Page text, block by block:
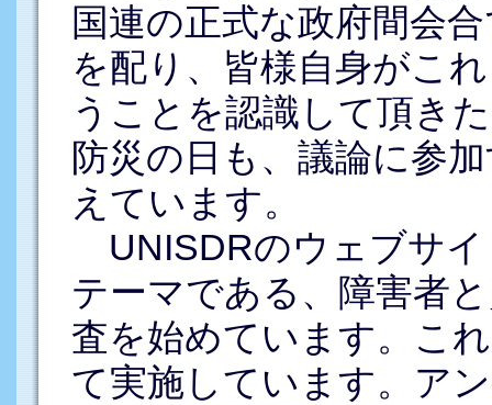
国連の正式な政府間会
を配り、皆様自身がこ
うことを認識して頂き
防災の日も、議論に参
えています。
UNISDRのウェブサイ
テーマである、障害者
査を始めています。こ
て実施しています。ア